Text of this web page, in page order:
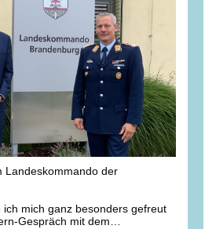
Landeskommando der
ich mich ganz besonders gefreut
Gespräch mit dem